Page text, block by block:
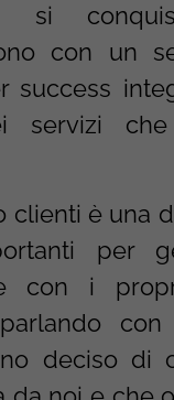
si
con un
success
servizi
clienti è una
per
con i
con
deciso di